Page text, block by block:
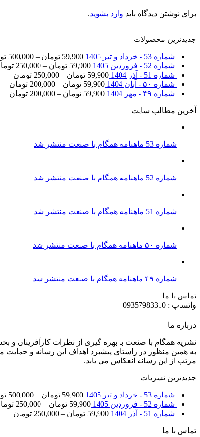
برای نوشتن دیدگاه باید وارد بشوید.
جدیدترین محصولات
شماره 53 - خرداد و تیر 1405 59,900 تومان –
500,000
شماره 52 - فروردین 1405
59,900 تومان –
250,000
شماره 51 - آذر 1404
59,900 تومان –
250,000 تومان
شماره ۵۰ - آبان 1404
59,900 تومان –
200,000 تومان
شماره ۴۹ - مهر 1404
59,900 تومان –
200,000 تومان
آخرین مطالب سایت
شماره 53 ماهنامه همگام با صنعت منتشر شد
شماره 52 ماهنامه همگام با صنعت منتشر شد
شماره 51 ماهنامه همگام با صنعت منتشر شد
شماره ۵۰ ماهنامه همگام با صنعت منتشر شد
شماره ۴۹ ماهنامه همگام با صنعت منتشر شد
تماس با ما
واتساپ : 09357983310
درباره ما
نشریه همگام با صنعت با بهره گیری از نظرات
به همین منظور در راستای پیشبرد اهداف این رسانه و حمایت
مرتب از این رسانه انعکاس می یابد.
جدیدترین نشریات
شماره 53 - خرداد و تیر 1405 59,900 تومان –
500,000
شماره 52 - فروردین 1405
59,900 تومان –
250,000
شماره 51 - آذر 1404
59,900 تومان –
250,000 تومان
تماس با ما